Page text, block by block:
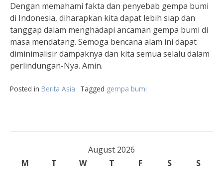
Dengan memahami fakta dan penyebab gempa bumi
di Indonesia, diharapkan kita dapat lebih siap dan
tanggap dalam menghadapi ancaman gempa bumi di
masa mendatang. Semoga bencana alam ini dapat
diminimalisir dampaknya dan kita semua selalu dalam
perlindungan-Nya. Amin.
Posted in Berita Asia Tagged gempa bumi
August 2026
M
T W T F S
S